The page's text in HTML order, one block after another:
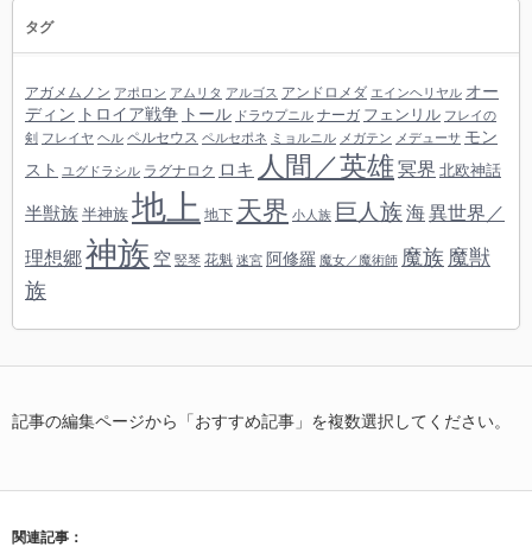
タグ
アガメムノン アポロン アムリタ アルゴス アンドロメダ エインヘリヤル オー
ディン トロイア戦争 トール ドラウプニル ナーガ フェンリル フレイの
剣 フレイヤ ヘル ペルセウス ペルセポネ ミョルニル メガテン メデューサ モン
スト
ユグドラシル ラグナロク ロキ 人間／英雄冥界 北欧神話
半獣族 半神族 地上 地下 天界 小人族 巨人族 海異世界／
理想郷神族 空 竪琴 花魁 迷宮 阿修羅 魔女／魔術師 魔族 魔獣
族
記事の編集ページから「おすすめ記事」を複数選択してください。
関連記事：